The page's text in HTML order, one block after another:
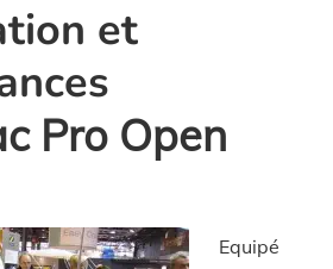
et
Pro Open
Equipé